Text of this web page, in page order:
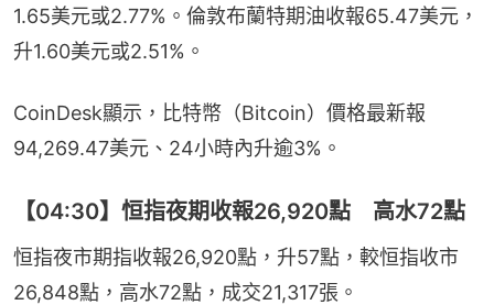
1.65美元或2.77%。倫敦布蘭特期油收報65.47美元，
升1.60美元或2.51%。
CoinDesk顯示，比特幣（Bitcoin）價格最新報
94,269.47美元、24小時內升逾3%。
【04:30】恒指夜期收報26,920點 高水72點
恒指夜市期指收報26,920點，升57點，較恒指收市
26,848點，高水72點，成交21,317張。